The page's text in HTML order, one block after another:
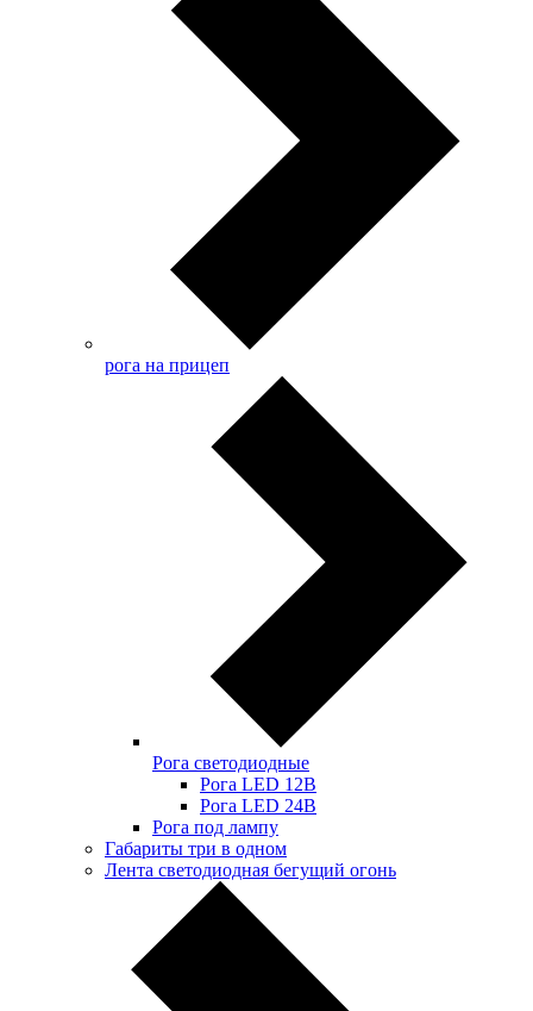
рога на прицеп
Рога светодиодные
Рога LED 12В
Рога LED 24В
Рога под лампу
Габариты три в одном
Лента светодиодная бегущий огонь